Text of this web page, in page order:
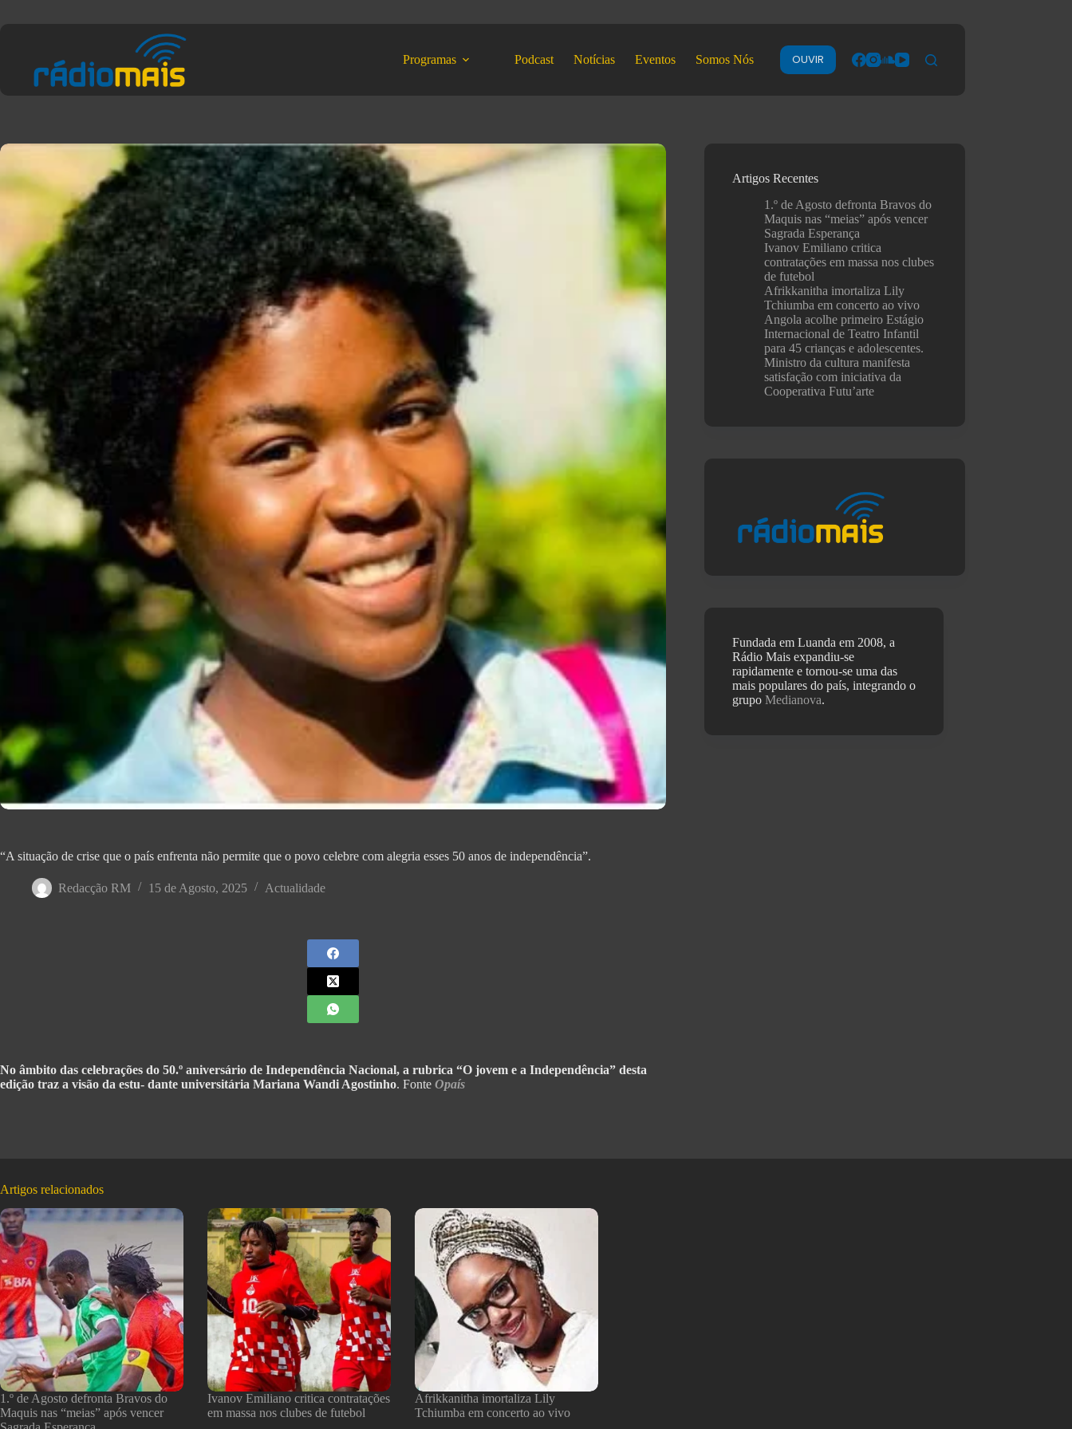
Programas Podcast Notícias Eventos Somos Nós OUVIR
“A situação de crise que o país enfrenta não permite que o povo celebre com alegria esses 50 anos de independência”.
Redacção RM 15 de Agosto, 2025 Actualidade
No âmbito das celebrações do 50.º aniversário de Independência Nacional, a rubrica “O jovem e a Independência” desta
edição traz a visão da estu- dante universitária Mariana Wandi Agostinho. Fonte Opaís
Artigos Recentes
1.º de Agosto defronta Bravos do
Maquis nas “meias” após vencer
Sagrada Esperança
Ivanov Emiliano critica
contratações em massa nos clubes
de futebol
Afrikkanitha imortaliza Lily
Tchiumba em concerto ao vivo
Angola acolhe primeiro Estágio
Internacional de Teatro Infantil
para 45 crianças e adolescentes.
Ministro da cultura manifesta
satisfação com iniciativa da
Cooperativa Futu’arte
Fundada em Luanda em 2008, a
Rádio Mais expandiu-se
rapidamente e tornou-se uma das
mais populares do país, integrando o
grupoMedianova.
Artigos relacionados
1.º de Agosto defronta Bravos do
Maquis nas “meias” após vencer
Ivanov Emiliano critica contratações
em massa nos clubes de futebol
Afrikkanitha imortaliza Lily
Tchiumba em concerto ao vivo